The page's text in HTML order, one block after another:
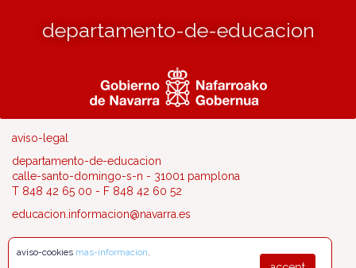
departamento-de-educacion
aviso-legal
departamento-de-educacion
calle-santo-domingo-s-n - 31001 pamplona
T 848 42 65 00 - F 848 42 60 52
educacion.informacion@navarra.es
aviso-cookies mas-informacion.